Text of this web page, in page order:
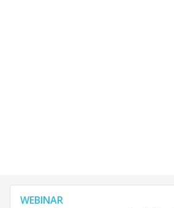
WEBINAR